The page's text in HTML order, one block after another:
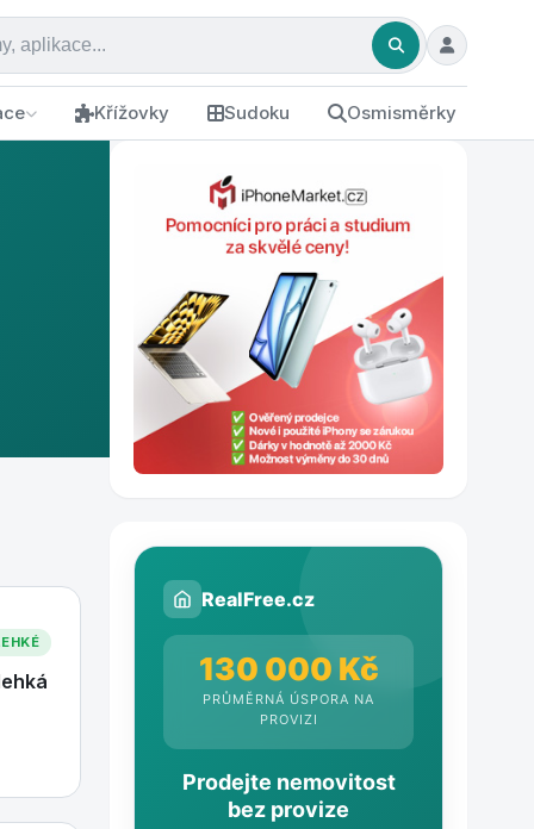
Křížovky Sudoku Osmisměrky
RealFree.cz
130 000 Kč
PRŮMĚRNÁ ÚSPORA NA
PROVIZI
Prodejte nemovitost
bez provize